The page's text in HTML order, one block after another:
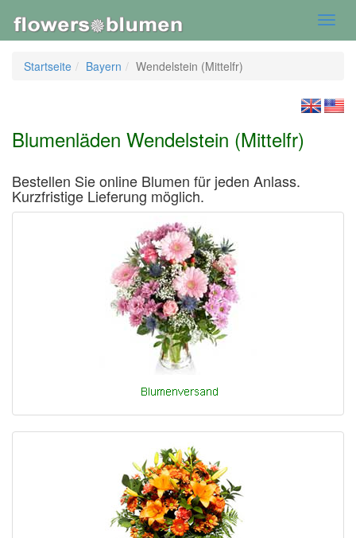
Startseite
Bayern Wendelstein (Mittelfr)
Blumenläden Wendelstein (Mittelfr)
Bestellen Sie online Blumen für jeden Anlass.
Kurzfristige Lieferung möglich.